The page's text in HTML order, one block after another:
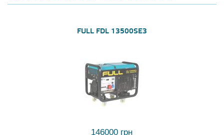
FULL FDL 13500SE3
146000 грн